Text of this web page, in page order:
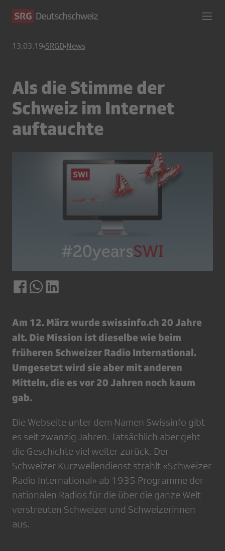
13.03.19 SRGD News
Als die Stimme der
Schweiz im Internet
auftauchte
Am 12. März wurde swissinfo.ch 20 Jahre
alt. Die Mission ist dieselbe wie beim
früheren Schweizer Radio International.
Umgesetzt wird sie aber mit anderen
Mitteln, die es vor 20 Jahren noch kaum
gab.
Die Webseite unter dem Namen Swissinfo gibt
es seit zwanzig Jahren. Tatsächlich aber geht
die Geschichte viel weiter zurück. Der
Schweizer Kurzwellendienst strahlt «Schweizer
Radio International» ab 1935 Programme der
nationalen Radios für die über die ganze Welt
verstreuten Schweizer und Schweizerinnen
aus.